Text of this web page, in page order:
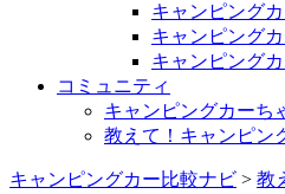
キャンピング
キャンピング
キャンピング
コミュニティ
キャンピングカーち
教えて！キャンピン
キャンピングカー比較ナビ > 教